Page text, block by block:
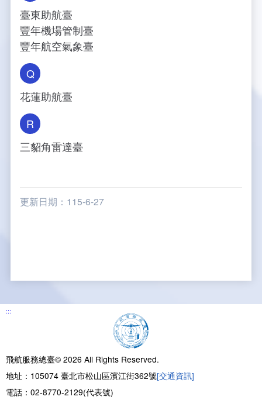
臺東助航臺
豐年機場管制臺
豐年航空氣象臺
Q
花蓮助航臺
R
三貂角雷達臺
更新日期：115-6-27
:::
飛航服務總臺© 2026 All Rights Reserved.
地址：105074 臺北市松山區濱江街362號[交通資訊]
電話：02-8770-2129(代表號)